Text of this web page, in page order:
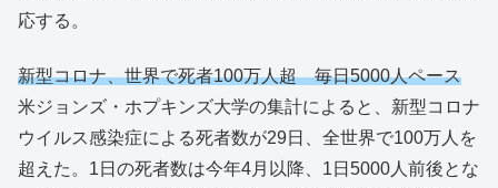
応する。
新型コロナ、世界で死者100万人超 毎日5000人ペース
米ジョンズ・ホプキンズ大学の集計によると、新型コロナ
ウイルス感染症による死者数が29日、全世界で100万人を
超えた。1日の死者数は今年4月以降、1日5000人前後とな